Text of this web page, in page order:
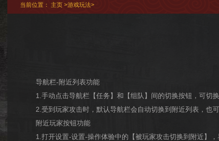
当前位置： 主页 >游戏玩法>
导航栏-附近列表功能
1.手动点击导航栏【任务】和【组队】间的切换按钮，可切
2.受到玩家攻击时，默认导航栏会自动切换到附近列表，也
附近玩家按钮功能
1.打开设置-设置-操作体验中的【被玩家攻击切换到附近】，